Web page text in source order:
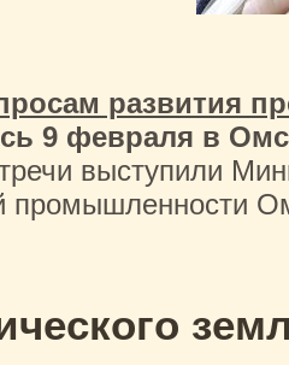
развития
9 февраля в
выступили